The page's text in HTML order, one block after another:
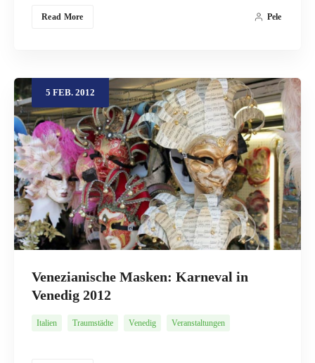
Read More Pele
5 FEB. 2012
Venezianische Masken: Karneval in
Venedig 2012
Italien Traumstädte Venedig Veranstaltungen